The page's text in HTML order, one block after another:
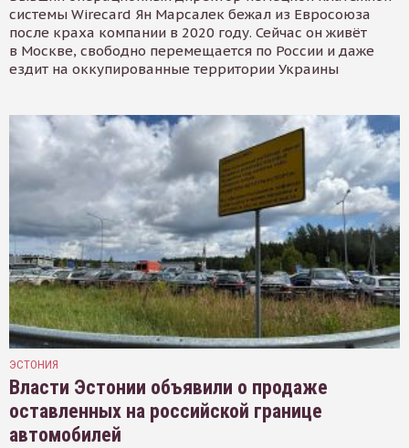
системы Wirecard Ян Марсалек бежал из Евросоюза
после краха компании в 2020 году. Сейчас он живёт
в Москве, свободно перемещается по России и даже
ездит на оккупированные территории Украины
ЭСТОНИЯ
Власти Эстонии объявили о продаже
оставленных на российской границе
автомобилей